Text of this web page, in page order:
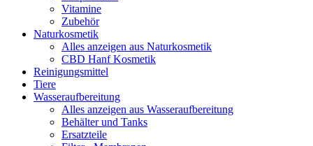
Vitamine
Zubehör
Naturkosmetik
Alles anzeigen aus Naturkosmetik
CBD Hanf Kosmetik
Reinigungsmittel
Tiere
Wasseraufbereitung
Alles anzeigen aus Wasseraufbereitung
Behälter und Tanks
Ersatzteile